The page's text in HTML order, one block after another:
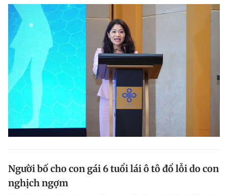
Người bố cho con gái 6 tuổi lái ô tô đổ lỗi do con
nghịch ngợm